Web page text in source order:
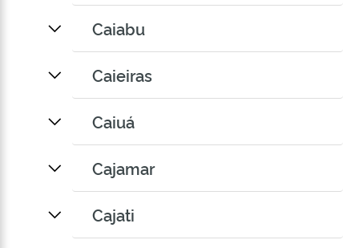
Caiabu
Caieiras
Caiuá
Cajamar
Cajati